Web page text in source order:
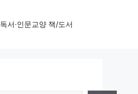
독서·인문교양 책/도서